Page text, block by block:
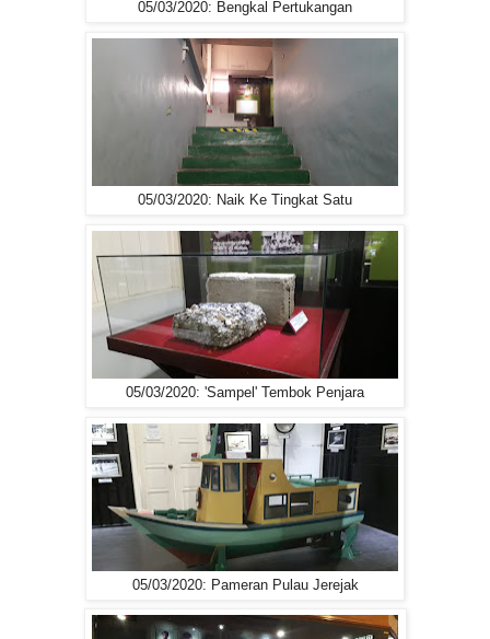
05/03/2020: Bengkal Pertukangan
05/03/2020: Naik Ke Tingkat Satu
05/03/2020: 'Sampel' Tembok Penjara
05/03/2020: Pameran Pulau Jerejak